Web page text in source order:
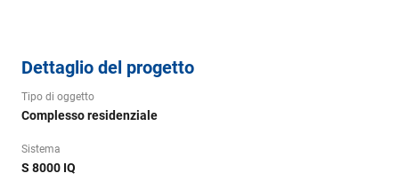
Dettaglio del progetto
Tipo di oggetto
Complesso residenziale
Sistema
S 8000 IQ